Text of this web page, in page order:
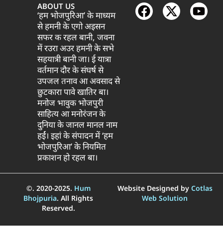
ABOUT US
‘हम भोजपुरिआ’ के माध्यम
से हमनी के एगो अइसन
सफर क रहल बानी, जवना
में रउरा अउर हमनी के सभे
सहयात्री बानी जा। ई यात्रा
वर्तमान दौर के संघर्ष से
उपजल तनाव आ अवसाद से
छुटकारा पावे खातिर बा।
मनोज भावुक भोजपुरी
साहित्य आ मनोरंजन के
दुनिया के जानल मानल नाम
हईं। इहां के संपादन में ‘हम
भोजपुरिआ’ के नियमित
प्रकाशन हो रहल बा।
©. 2020-2025. Hum
Bhojpuria. All Rights
Reserved.
Website Designed by Cotlas
Web Solution